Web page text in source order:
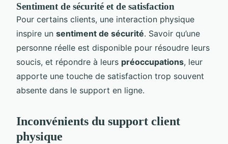
Sentiment de sécurité et de satisfaction
Pour certains clients, une interaction physique
inspire un sentiment de sécurité. Savoir qu’une
personne réelle est disponible pour résoudre leurs
soucis, et répondre à leurs préoccupations, leur
apporte une touche de satisfaction trop souvent
absente dans le support en ligne.
Inconvénients du support client
physique